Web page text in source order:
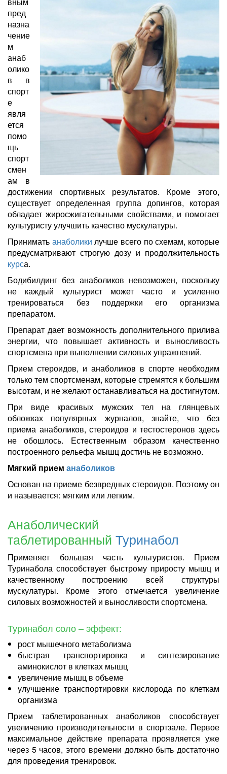
пред
назна
чение
м
анаб
олико
в в
спорт
е
явля
ется
помо
щь
спорт
смен
ам в
достижении спортивных результатов. Кроме этого,
существует определенная группа допингов, которая
обладает жиросжигательными свойствами, и помогает
культуристу улучшить качество мускулатуры.
Принимать анаболики лучше всего по схемам, которые
предусматривают строгую дозу и продолжительность
курса.
Бодибилдинг без анаболиков невозможен, поскольку
не каждый культурист может часто и усиленно
тренироваться без поддержки его организма
препаратом.
Препарат дает возможность дополнительного прилива
энергии, что повышает активность и выносливость
спортсмена при выполнении силовых упражнений.
Прием стероидов, и анаболиков в спорте необходим
только тем спортсменам, которые стремятся к большим
высотам, и не желают останавливаться на достигнутом.
При виде красивых мужских тел на глянцевых
обложках популярных журналов, знайте, что без
приема анаболиков, стероидов и тестостеронов здесь
не обошлось. Естественным образом качественно
построенного рельефа мышц достичь не возможно.
Мягкий прием анаболиков
Основан на приеме безвредных стероидов. Поэтому он
и называется: мягким или легким.
Анаболический
таблетированный Туринабол
Применяет большая часть культуристов. Прием
Туринабола способствует быстрому приросту мышц и
качественному построению всей структуры
мускулатуры. Кроме этого отмечается увеличение
силовых возможностей и выносливости спортсмена.
Туринабол соло – эффект:
рост мышечного метаболизма
быстрая транспортировка и синтезирование
аминокислот в клетках мышц
увеличение мышц в объеме
улучшение транспортировки кислорода по клеткам
организма
Прием таблетированных анаболиков способствует
увеличению производительности в спортзале. Первое
максимальное действие препарата проявляется уже
через 5 часов, этого времени должно быть достаточно
для проведения тренировок.